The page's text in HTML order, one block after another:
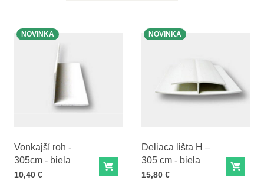
Vonkajší roh -
305cm - biela
Cena s DPH
10,40 € Do košíka
NOVINKA
Deliaca lišta H –
305 cm - biela
Cena s DPH
15,80 € Do
NOVINKA